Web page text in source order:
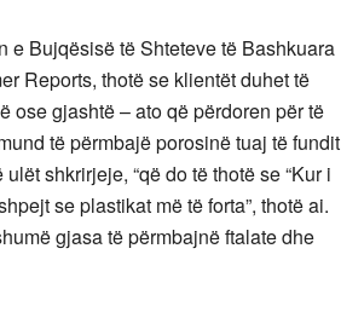
e Bujqësisë të Shteteve të Bashkuara
Reports, thotë se klientët duhet të
ose gjashtë – ato që përdoren për të
të përmbajë porosinë tuaj të fundit
shkrirjeje, “që do të thotë se “Kur i
se plastikat më të forta”, thotë ai.
gjasa të përmbajnë ftalate dhe